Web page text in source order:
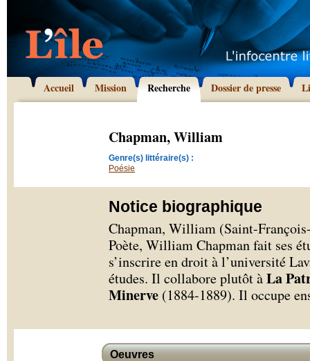
Accueil Mission Recherche Dossier de presse
Chapman, William
Genre(s) littéraire(s) :
Poésie
Notice biographique
Chapman, William (Saint-
Poète, William Chapman fait ses
s’inscrire en droit à l’université
études. Il collabore plutôt àLa
Minerve (1884-1889). Il occupe
Oeuvres